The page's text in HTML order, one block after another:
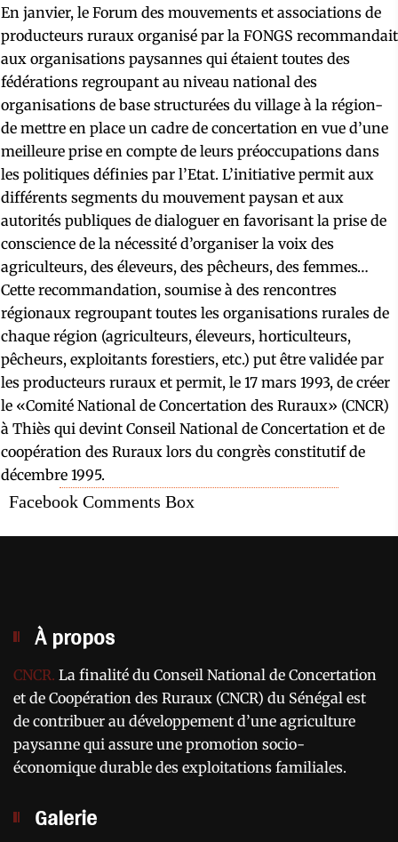
En janvier, le Forum des mouvements et associations de
producteurs ruraux organisé par la FONGS recommandait
aux organisations paysannes qui étaient toutes des
fédérations regroupant au niveau national des
organisations de base structurées du village à la région-
de mettre en place un cadre de concertation en vue d’une
meilleure prise en compte de leurs préoccupations dans
les politiques définies par l’Etat. L’initiative permit aux
différents segments du mouvement paysan et aux
autorités publiques de dialoguer en favorisant la prise de
conscience de la nécessité d’organiser la voix des
agriculteurs, des éleveurs, des pêcheurs, des femmes…
Cette recommandation, soumise à des rencontres
régionaux regroupant toutes les organisations rurales de
chaque région (agriculteurs, éleveurs, horticulteurs,
pêcheurs, exploitants forestiers, etc.) put être validée par
les producteurs ruraux et permit, le 17 mars 1993, de créer
le «Comité National de Concertation des Ruraux» (CNCR)
à Thiès qui devint Conseil National de Concertation et de
coopération des Ruraux lors du congrès constitutif de
décembre 1995.
Facebook Comments Box
À propos
CNCR. La finalité du Conseil National de Concertation
et de Coopération des Ruraux (CNCR) du Sénégal est
de contribuer au développement d’une agriculture
paysanne qui assure une promotion socio-
économique durable des exploitations familiales.
Galerie